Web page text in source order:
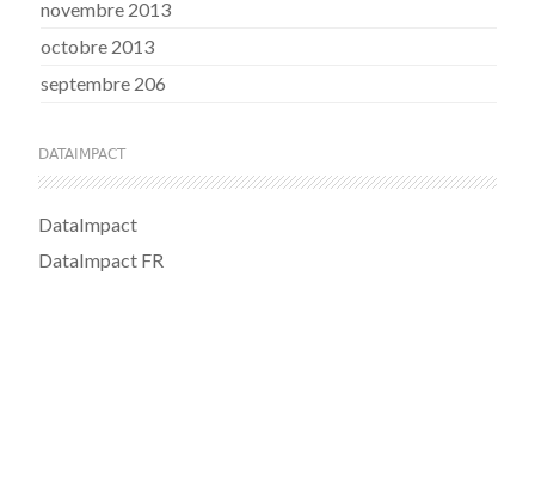
novembre 2013
octobre 2013
septembre 206
DATAIMPACT
DataImpact
DataImpact FR